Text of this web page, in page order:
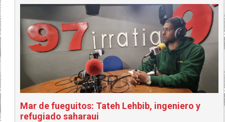
Mar de fueguitos: Tateh Lehbib, ingeniero y
refugiado saharaui